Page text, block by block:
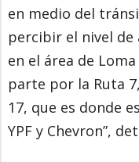
en medio del
percibir el nivel de
en el área de
parte por la Ruta
17, que es donde
YPF y Chevron”,